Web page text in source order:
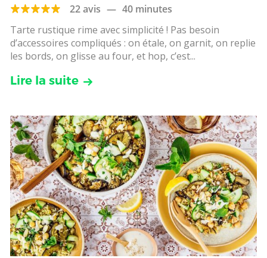
22 avis — 40 minutes
Tarte rustique rime avec simplicité ! Pas besoin
d’accessoires compliqués : on étale, on garnit, on replie
les bords, on glisse au four, et hop, c’est...
Lire la suite